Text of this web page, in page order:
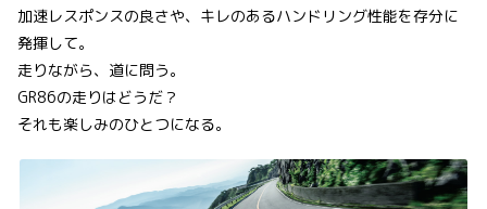
加速レスポンスの良さや、キレのあるハンドリング性能を存分に
発揮して。
走りながら、道に問う。
GR86の走りはどうだ？
それも楽しみのひとつになる。